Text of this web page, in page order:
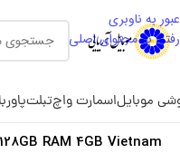
عبور به ناوبری
رفتن به محتوای اصلی
موبایلاسمارت واچتبلت
RAM 4GB Vietnam